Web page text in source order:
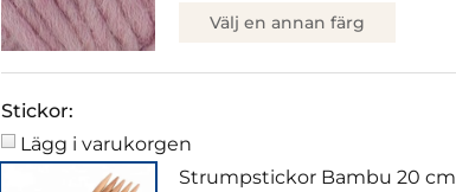
Välj en annan färg
Stickor:
Lägg i varukorgen
Strumpstickor Bambu 20 cm